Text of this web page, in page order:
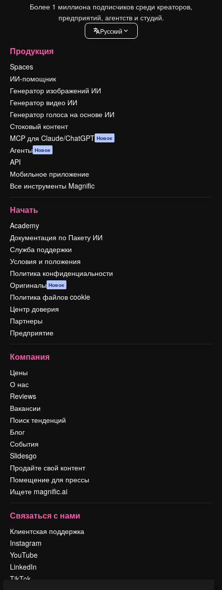
Более 1 миллиона подписчиков среди креаторов,
предприятий, агентств и студий.
Pусский
Продукция
Spaces
ИИ-помощник
Генератор изображений ИИ
Генератор видео ИИ
Генератор голоса на основе ИИ
Стоковый контент
MCP для Claude/ChatGPT Новое
Агенты Новое
API
Мобильное приложение
Все инструменты Magnific
Начать
Academy
Документация по Пакету ИИ
Служба поддержки
Условия и положения
Политика конфиденциальности
Оригиналы Новое
Политика файлов cookie
Центр доверия
Партнеры
Предприятие
Компания
Цены
О нас
Reviews
Вакансии
Поиск тенденций
Блог
События
Slidesgo
Продайте свой контент
Помещение для прессы
Ищете magnific.ai
Связаться с нами
Клиентская поддержка
Instagram
YouTube
LinkedIn
TikTok